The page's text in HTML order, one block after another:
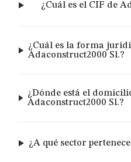
¿Cuál es el CIF de
¿Cuál es la forma
Adaconstruct2000 Sl.?
¿Dónde está el
Adaconstruct2000 Sl.?
¿A qué sector